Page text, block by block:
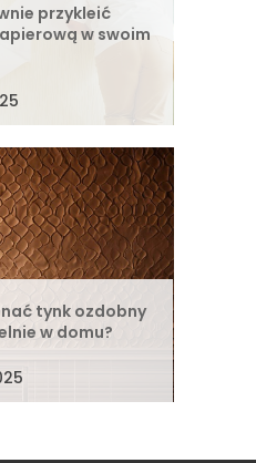
przykleić
w swoim
tynk ozdobny
w domu?